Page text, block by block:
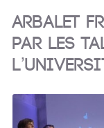
Arbalet
par les